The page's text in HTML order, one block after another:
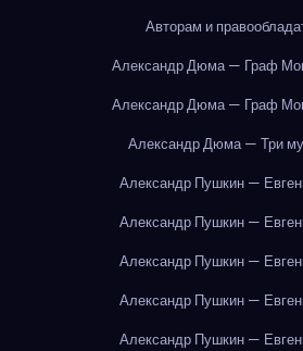
Авторам и
Александр Дюма — Граф
Александр Дюма — Граф
Александр Дюма — Три
Александр Пушкин —
Александр Пушкин —
Александр Пушкин —
Александр Пушкин —
Александр Пушкин —